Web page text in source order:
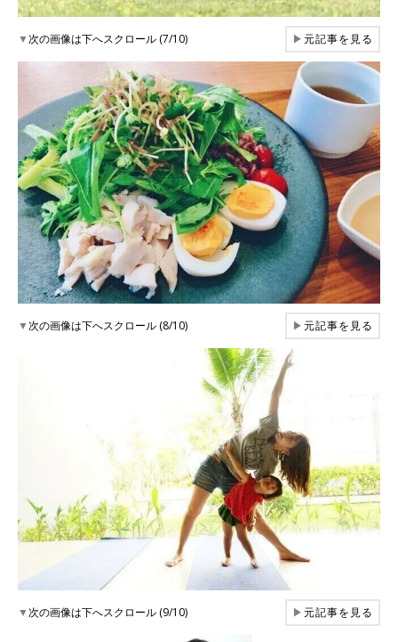
▼次の画像は下へスクロール (7/10) ▶元記事を見る
▼次の画像は下へスクロール (8/10) ▶元記事を見る
▼次の画像は下へスクロール (9/10) ▶元記事を見る